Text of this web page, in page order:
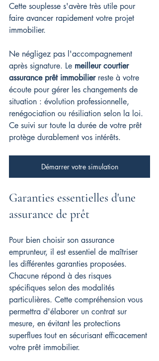
Cette souplesse s'avère très utile pour
faire avancer rapidement votre projet
immobilier.
Ne négligez pas l'accompagnement
après signature. Le meilleur courtier
assurance prêt immobilier reste à votre
écoute pour gérer les changements de
situation : évolution professionnelle,
renégociation ou résiliation selon la loi.
Ce suivi sur toute la durée de votre prêt
protège durablement vos intérêts.
Démarrer votre simulation
Garanties essentielles d'une
assurance de prêt
Pour bien choisir son assurance
emprunteur, il est essentiel de maîtriser
les différentes garanties proposées.
Chacune répond à des risques
spécifiques selon des modalités
particulières. Cette compréhension vous
permettra d'élaborer un contrat sur
mesure, en évitant les protections
superflues tout en sécurisant efficacement
votre prêt immobilier.